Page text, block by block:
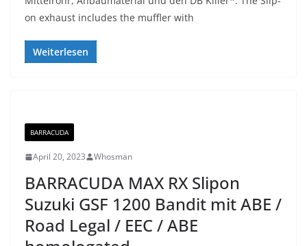
on exhaust includes the muffler with
Weiterlesen
BARRACUDA
April 20, 2023 Whosman
BARRACUDA MAX RX Slipon
Suzuki GSF 1200 Bandit mit ABE /
Road Legal / EEC / ABE